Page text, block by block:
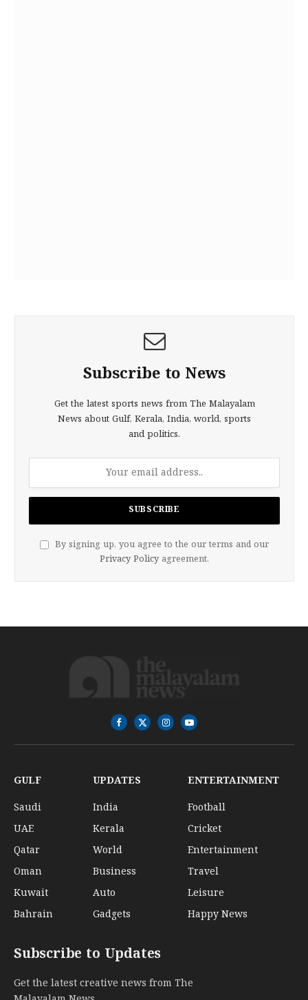
Subscribe to News
Get the latest sports news from The Malayalam
News about Gulf, Kerala, India, world, sports
and politics.
By signing up, you agree to the our terms and our
Privacy Policy agreement.
Facebook
X
(Twitter)
InstagramYouTube
GULF
Saudi
UAE
Qatar
Oman
Kuwait
Bahrain
UPDATES
India
Kerala
World
Business
Auto
Gadgets
ENTERTAINMENT
Football
Cricket
Entertainment
Travel
Leisure
Happy News
Subscribe to Updates
Get the latest creative news from The